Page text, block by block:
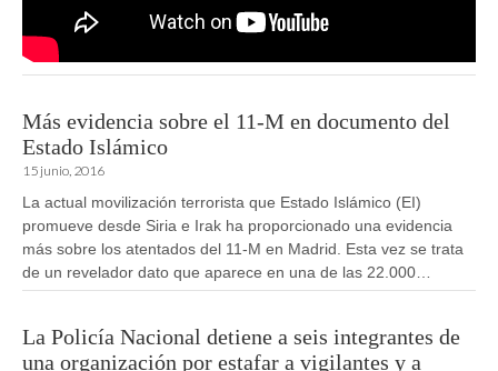
Más evidencia sobre el 11-M en documento del
Estado Islámico
15 junio, 2016
La actual movilización terrorista que Estado Islámico (EI)
promueve desde Siria e Irak ha proporcionado una evidencia
más sobre los atentados del 11-M en Madrid. Esta vez se trata
de un revelador dato que aparece en una de las 22.000…
La Policía Nacional detiene a seis integrantes de
una organización por estafar a vigilantes y a